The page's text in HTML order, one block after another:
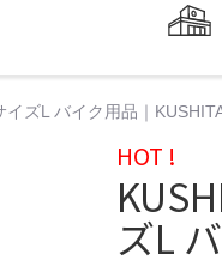
ズL バイク用品｜
HOT !
ズL